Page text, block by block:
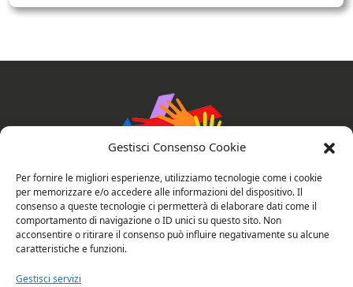
Gestisci Consenso Cookie
Per fornire le migliori esperienze, utilizziamo tecnologie come i cookie
per memorizzare e/o accedere alle informazioni del dispositivo. Il
consenso a queste tecnologie ci permetterà di elaborare dati come il
comportamento di navigazione o ID unici su questo sito. Non
acconsentire o ritirare il consenso può influire negativamente su alcune
caratteristiche e funzioni.
Gestisci servizi
AssociAzioni Connesse